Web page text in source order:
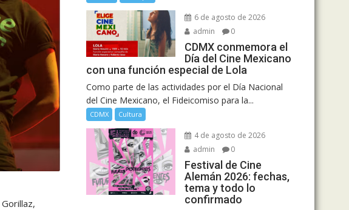
Gorillaz,
6 de agosto de 2026
admin
0
CDMX conmemora el
Día del Cine Mexicano
con una función especial de Lola
Como parte de las actividades por el Día Nacional
del Cine Mexicano, el Fideicomiso para la...
CDMX Cultura
4 de agosto de 2026
admin
0
Festival de Cine
Alemán 2026: fechas,
tema y todo lo
confirmado